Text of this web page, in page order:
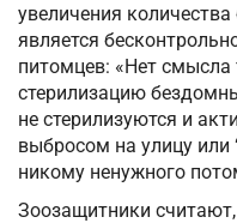
увеличения
является
питомцев: «Нет смысла
стерилизацию
не стерилизуются и
выбросом на улицу или
никому ненужного
Зоозащитники